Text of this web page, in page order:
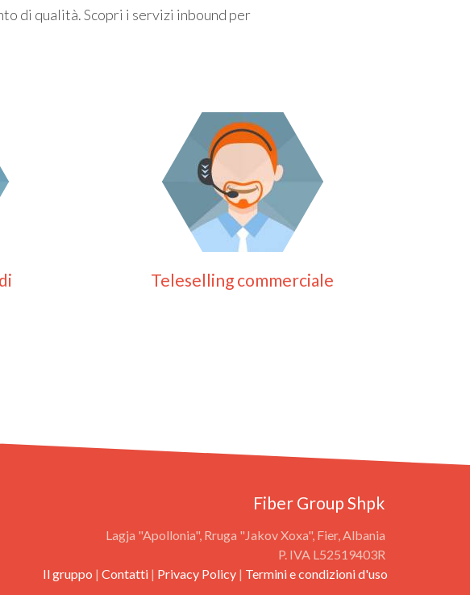
di qualità. Scopri i servizi inbound per
Teleselling commerciale
Fiber Group Shpk ‎
Lagja "Apollonia", Rruga "Jakov Xoxa", Fier, Albania ‎
P. IVA L52519403R ‎
Il gruppo | Contatti | Privacy Policy | Termini e condizioni d'uso